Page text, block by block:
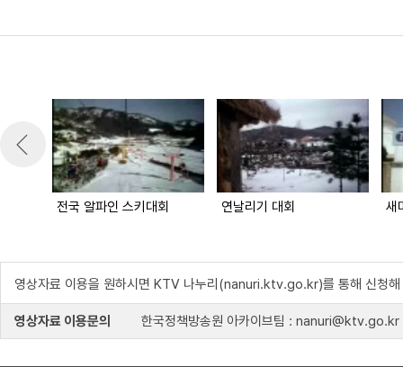
전국 알파인 스키대회 연날리기 대회 새
영상자료 이용을 원하시면 KTV 나누리(nanuri.ktv.go.kr)를 통해 신청해
영상자료 이용문의 한국정책방송원 아카이브팀 : nanuri@ktv.go.kr